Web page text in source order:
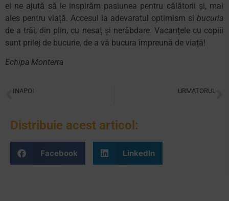
ei ne ajută să le inspirăm pasiunea pentru călătorii și, mai
ales pentru viață. Accesul la adevaratul optimism si bucuria
de a trăi, din plin, cu nesaț și nerăbdare. Vacanțele cu copiii
sunt prilej de bucurie, de a vă bucura împreună de viață!
Echipa Monterra
INAPOI URMATORUL
Distribuie acest articol:
Facebook LinkedIn